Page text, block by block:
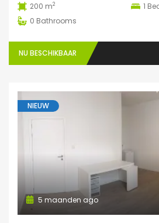
200 m2 1
0 Bathrooms
NU BESCHIKBAAR
NIEUW
5 maanden ago